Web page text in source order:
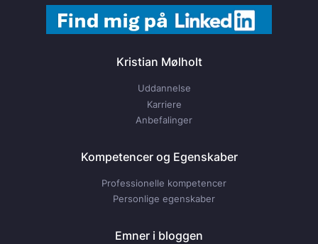
Kristian Mølholt
Uddannelse
Karriere
Anbefalinger
Kompetencer og Egenskaber
Professionelle kompetencer
Personlige egenskaber
Emner i bloggen